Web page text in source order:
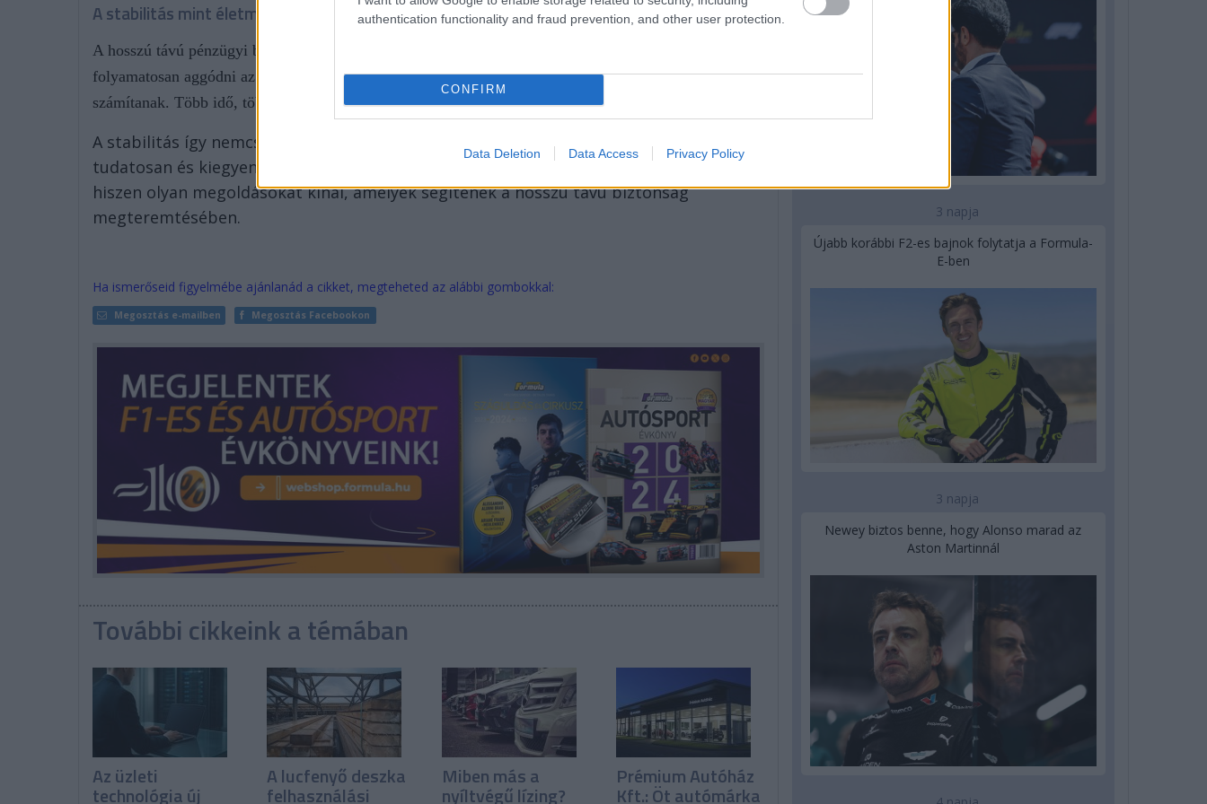
authentication functionality and fraud prevention, and other user protection.
CONFIRM
Data Deletion Data Access Privacy Policy
A stabilitás mint életminőség
A hosszú távú pénzügyi biztonság végső soron az életminőségünket határozza meg. Amikor nem kell
folyamatosan aggódni az anyagiak miatt, több figyelem jut azokra a dolgokra, amelyek valóban
számítanak. Több idő, több nyugalom és több lehetőség áll rendelkezésre.
A stabilitás így nemcsak egy pénzügyi cél, hanem egy olyan állapot, amelyben
tudatosan és kiegyensúlyozottan élhetünk. A Cofidis ebben a szemléletben is partner,
hiszen olyan megoldásokat kínál, amelyek segítenek a hosszú távú biztonság
megteremtésében.
Ha ismerőseid figyelmébe ajánlanád a cikket, megteheted az alábbi gombokkal:
Megosztás e-mailben Megosztás Facebookon
További cikkeink a témában
Az üzleti
technológia új
A lucfenyő deszka
felhasználási
Miben más a
nyíltvégű lízing?
Prémium Autóház
Kft.: Öt autómárka
3 napja
Újabb korábbi F2-es bajnok folytatja a Formula-
E-ben
3 napja
Newey biztos benne, hogy Alonso marad az
Aston Martinnál